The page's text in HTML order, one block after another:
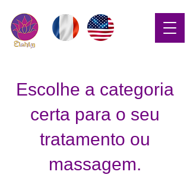
Escolhe a categoria
certa para o seu
tratamento ou
massagem.